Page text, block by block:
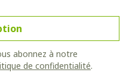
abonnez à notre
de confidentialité.